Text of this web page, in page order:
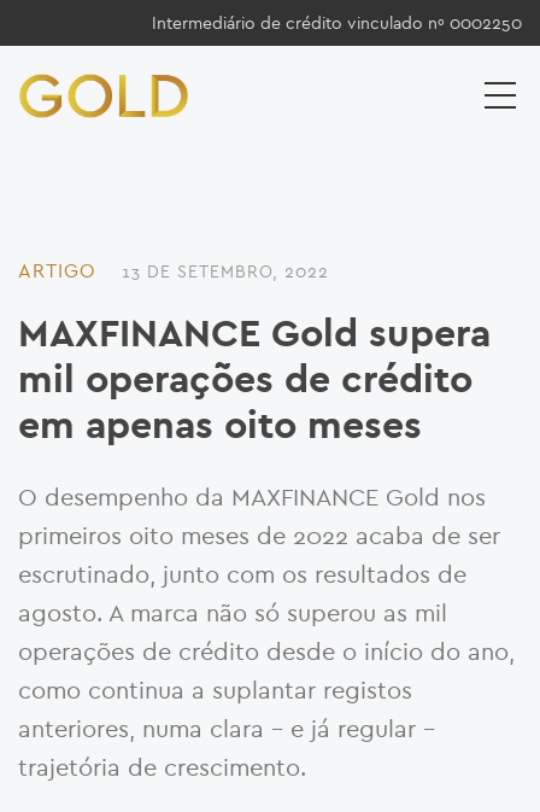
Intermediário de crédito vinculado nº 0002250
ARTIGO 13 DE SETEMBRO, 2022
MAXFINANCE Gold supera
mil operações de crédito
em apenas oito meses
O desempenho da MAXFINANCE Gold nos
primeiros oito meses de 2022 acaba de ser
escrutinado, junto com os resultados de
agosto. A marca não só superou as mil
operações de crédito desde o início do ano,
como continua a suplantar registos
anteriores, numa clara – e já regular –
trajetória de crescimento.